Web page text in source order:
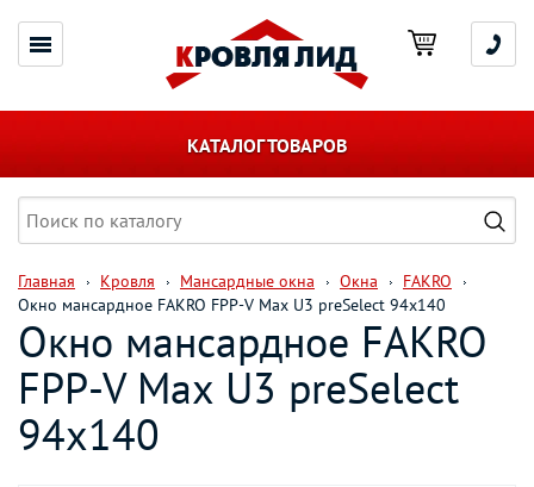
КАТАЛОГ ТОВАРОВ
Главная Кровля Мансардные окна Окна
FAKRO
Окно мансардное FAKRO FPP-V Мах U3 preSelect 94х140
Окно мансардное FAKRO
FPP-V Мах U3 preSelect
94х140